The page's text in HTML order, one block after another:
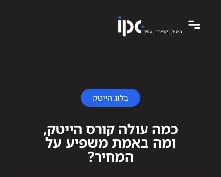
בלוג הייטק
כמה עולה קורס הייטק,
ומה באמת משפיע על
המחיר?